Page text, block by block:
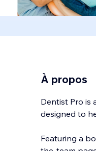
À propos
Dentist Pro is
designed to
Featuring a